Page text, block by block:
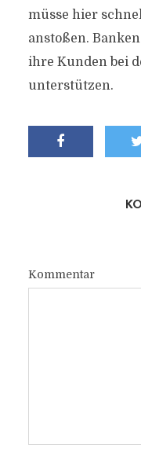
müsse hier
anstoßen.
ihre Kunden bei
unterstützen.
Kommentar